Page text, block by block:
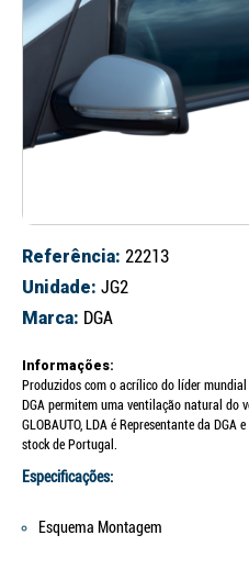
Referência: 22213
Unidade: JG2
Marca: DGA
Informações:
Produzidos com o acrílico do líder
DGA permitem uma ventilação natural do
GLOBAUTO, LDA é Representante da DGA
stock de Portugal.
Especificações:
Esquema Montagem